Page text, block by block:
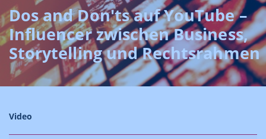
Dos and Don'ts auf YouTube –
Influencer zwischen Business,
Storytelling und Rechtsrahmen
Video